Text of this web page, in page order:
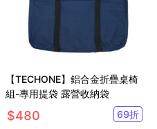
【TECHONE】鋁合金折疊桌椅
組-專用提袋 露營收納袋
$480 69折